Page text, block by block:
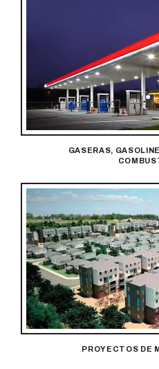
GASERAS,
PROYECTOS DE